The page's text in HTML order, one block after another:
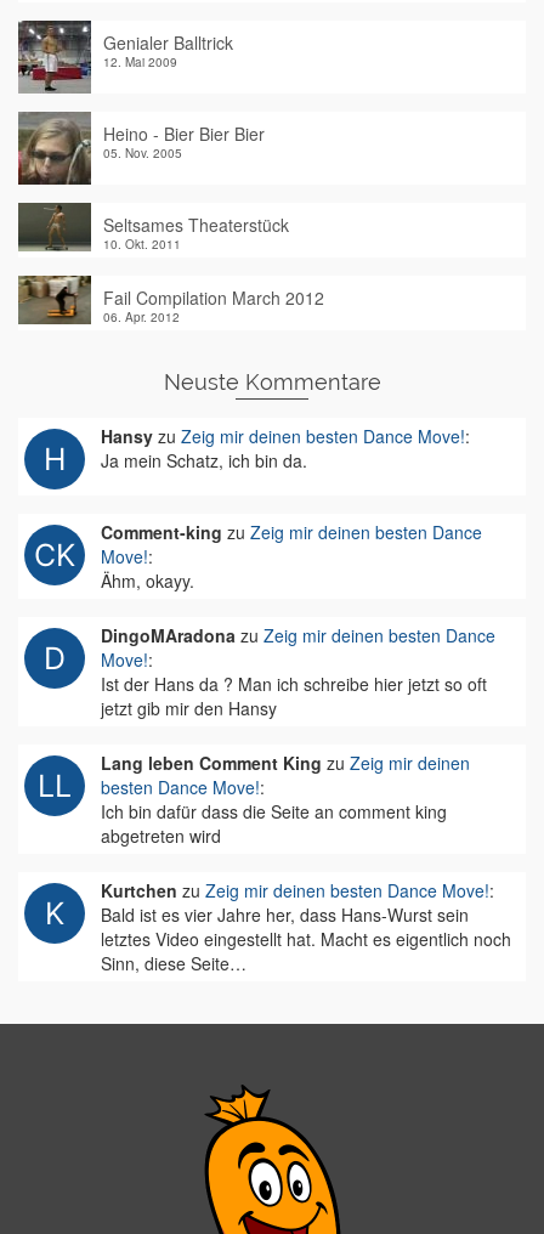
Genialer Balltrick
12. Mai 2009
Heino - Bier Bier Bier
05. Nov. 2005
Seltsames Theaterstück
10. Okt. 2011
Fail Compilation March 2012
06. Apr. 2012
Neuste Kommentare
Hansy zu Zeig mir deinen besten Dance Move!:
Ja mein Schatz, ich bin da.
Comment-king zu Zeig mir deinen besten Dance
Move!:
Ähm, okayy.
DingoMAradona zu Zeig mir deinen besten Dance
Move!:
Ist der Hans da ? Man ich schreibe hier jetzt so oft
jetzt gib mir den Hansy
Lang leben Comment King zu Zeig mir deinen
besten Dance Move!:
Ich bin dafür dass die Seite an comment king
abgetreten wird
Kurtchen zu Zeig mir deinen besten Dance Move!:
Bald ist es vier Jahre her, dass Hans-Wurst sein
letztes Video eingestellt hat. Macht es eigentlich noch
Sinn, diese Seite…